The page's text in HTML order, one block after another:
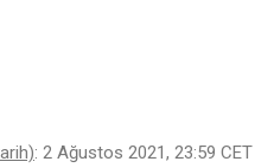
: 2 Ağustos 2021, 23:59 CET